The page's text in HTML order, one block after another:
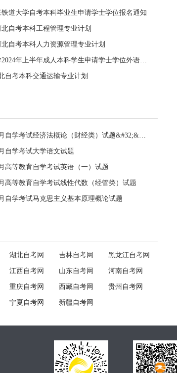
铁道大学自考本科毕业生申请学士学位报名通知
北自考本科工程管理专业计划
北自考本科人力资源管理专业计划
西北师范大学2024年上半年成人本科学生申请学士学位外语水平考试报名工作的通知
自考本科交通运输专业计划
全国2024年4月自学考试经济法概论（财经类）试题&#32;&#32;
自学考试大学语文试题
高等教育自学考试英语（一）试题
高等教育自学考试线性代数（经管类）试题
自学考试马克思主义基本原理概论试题
湖北自考网 吉林自考网 黑龙江自考网
江西自考网 山东自考网 河南自考网
重庆自考网 西藏自考网 贵州自考网
宁夏自考网 新疆自考网